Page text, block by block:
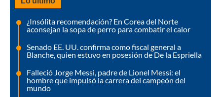
¿Insólita recomendación? En Corea del Norte
aconsejan la sopa de perro para combatir el calor
Senado EE. UU. confirma como fiscal general a
Blanche, quien estuvo en posesión de De la Espriella
Falleció Jorge Messi, padre de Lionel Messi: el
hombre que impulsó la carrera del campeón del
mundo